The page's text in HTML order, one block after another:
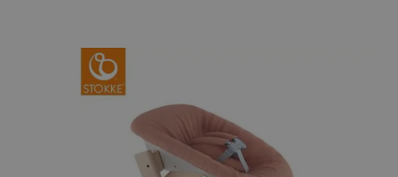
Hopp til slutten av bildegalleriet